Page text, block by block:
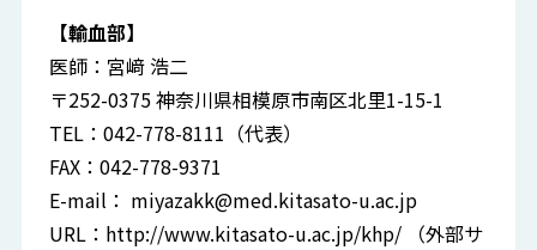
【輸血部】
医師：宮﨑 浩二
〒252-0375 神奈川県相模原市南区北里1-15-1
TEL：042-778-8111（代表）
FAX：042-778-9371
E-mail： miyazakk@med.kitasato-u.ac.jp
URL： http://www.kitasato-u.ac.jp/khp/ （外部サ